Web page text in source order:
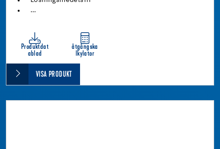
…
Produktdat
ablad
åtgångska
lkylator
VISA PRODUKT